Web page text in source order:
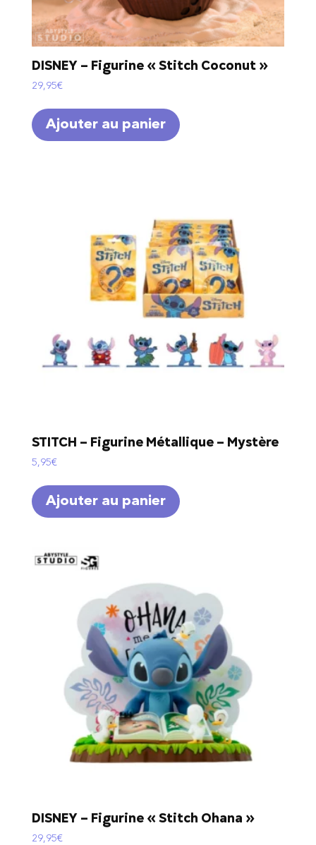
DISNEY – Figurine « Stitch Coconut »
29,95€
Ajouter au panier
STITCH – Figurine Métallique – Mystère
5,95€
Ajouter au panier
DISNEY – Figurine « Stitch Ohana »
29,95€